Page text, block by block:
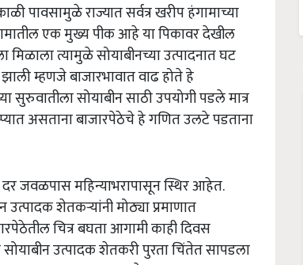
पावसामुळे राज्यात सर्वत्र खरीप हंगामाच्या
एक मुख्य पीक आहे या पिकावर देखील
त्यामुळे सोयाबीनच्या उत्पादनात घट
म्हणजे बाजारभावात वाढ होते हे
सोयाबीन साठी उपयोगी पडले मात्र
असताना बाजारपेठेचे हे गणित उलटे पडताना
जवळपास महिन्याभरापासून स्थिर आहेत.
शेतकऱ्यांनी मोठ्या प्रमाणात
चित्र बघता आगामी काही दिवस
उत्पादक शेतकरी पुरता चिंतेत सापडला